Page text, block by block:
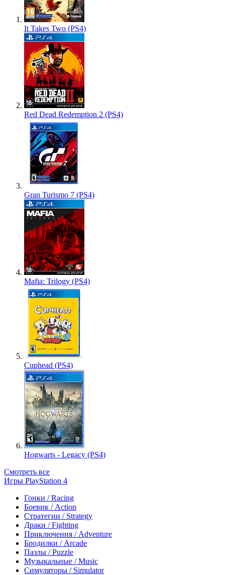
It Takes Two (PS4)
Red Dead Redemption 2 (PS4)
Gran Turismo 7 (PS4)
Mafia: Trilogy (PS4)
Cuphead (PS4)
Hogwarts - Legacy (PS4)
Смотреть все
Игры PlayStation 4
Гонки / Racing
Боевик / Action
Стратегии / Strategy
Драки / Fighting
Приключения / Adventure
Бродилки / Arcade
Пазлы / Puzzle
Музыкальные / Music
Симуляторы / Simulator